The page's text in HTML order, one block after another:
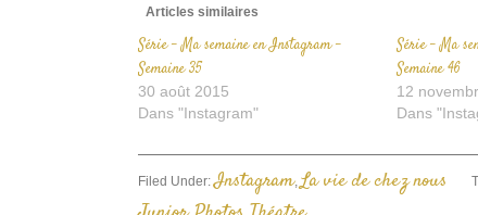
Articles similaires
Série – Ma semaine en Instagram –
Semaine 35
30 août 2015
Dans "Instagram"
Série – Ma
Semaine 46
12
Dans
Filed Under:Instagram, La vie de chez nous